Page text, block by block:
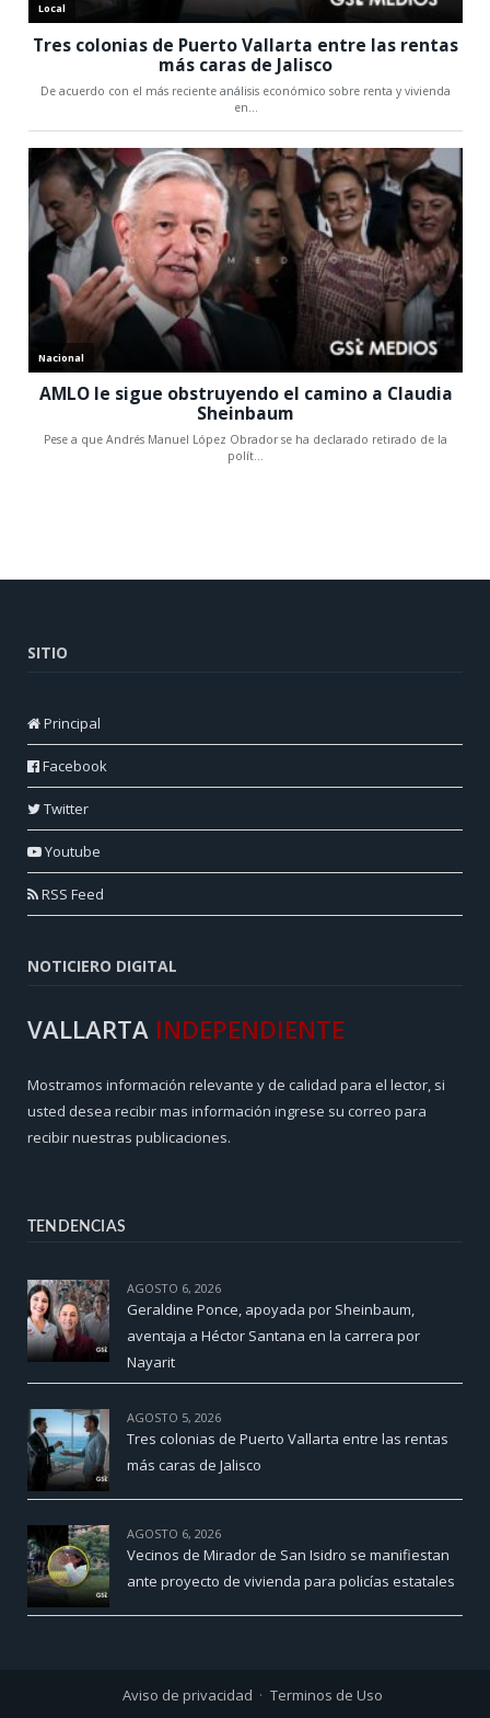
SITIO
Principal
Facebook
Twitter
Youtube
RSS Feed
NOTICIERO DIGITAL
VALLARTA INDEPENDIENTE
Mostramos información relevante y de calidad para el lector, si
usted desea recibir mas información ingrese su correo para
recibir nuestras publicaciones.
TENDENCIAS
AGOSTO 6, 2026
Geraldine Ponce, apoyada por Sheinbaum,
aventaja a Héctor Santana en la carrera por
Nayarit
AGOSTO 5, 2026
Tres colonias de Puerto Vallarta entre las rentas
más caras de Jalisco
AGOSTO 6, 2026
Vecinos de Mirador de San Isidro se manifiestan
ante proyecto de vivienda para policías estatales
Aviso de privacidad Terminos de Uso